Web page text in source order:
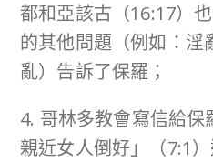
都和亞該古（16:17）
的其他問題（例如：淫
亂）告訴了保羅；
4. 哥林多教會寫信給
親近女人倒好」（7:1